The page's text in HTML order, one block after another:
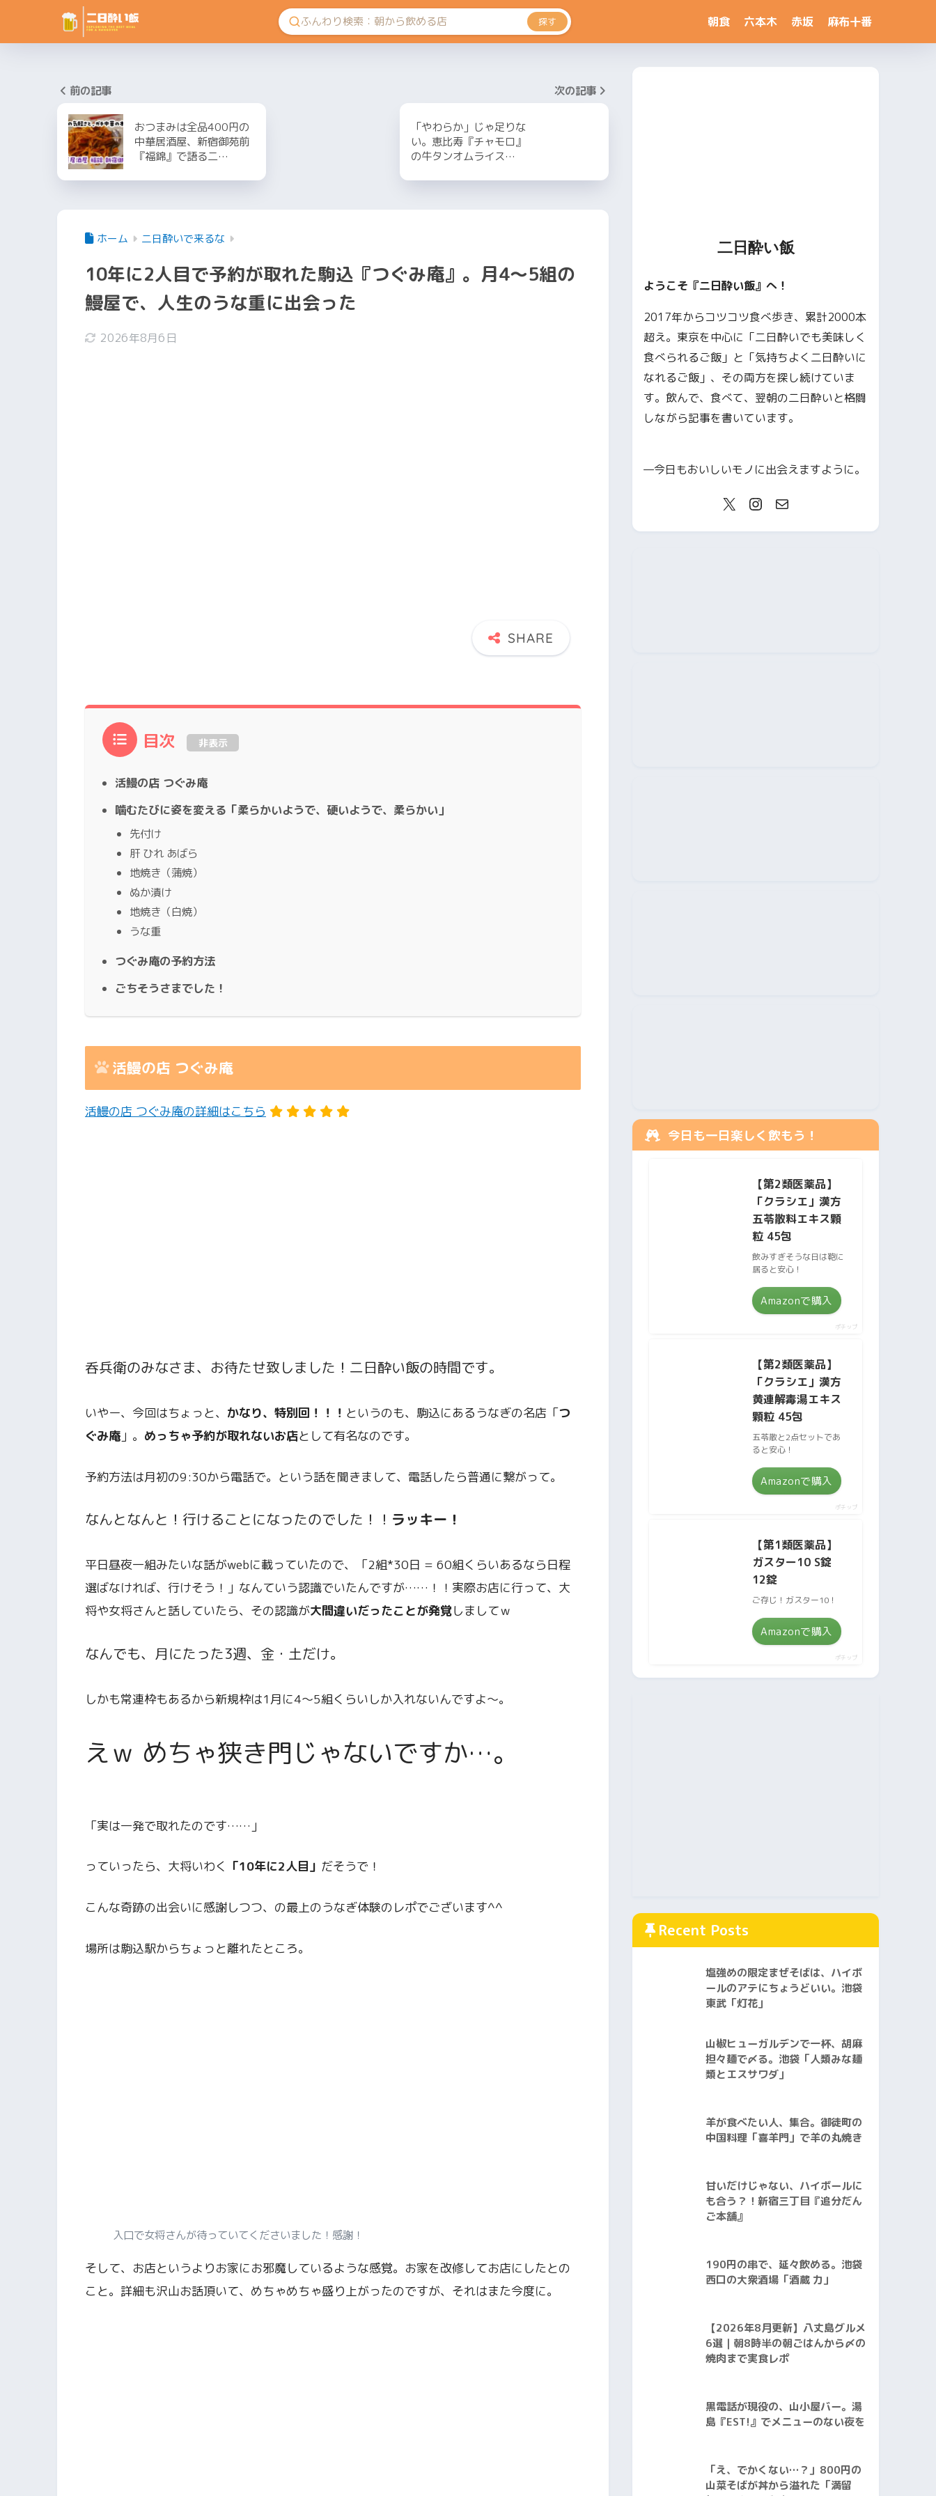
探す 朝食 六本木 赤坂 麻布十番
前の記事
おつまみは全品400円の
中華居酒屋、新宿御苑前
『福錦』で語る二…
次の記事
「やわらか」じゃ足りな
い。恵比寿『チャモロ』
の牛タンオムライス…
ホーム 二日酔いで来るな
10年に2人目で予約が取れた駒込『つぐみ庵』。月4〜5組の
鰻屋で、人生のうな重に出会った
2026年8月6日
目次 非表示
活鰻の店 つぐみ庵
噛むたびに姿を変える「柔らかいようで、硬いようで、柔らかい」
先付け
肝 ひれ あばら
地焼き（蒲焼）
ぬか漬け
地焼き（白焼）
うな重
つぐみ庵の予約方法
ごちそうさまでした！
活鰻の店 つぐみ庵
活鰻の店 つぐみ庵の詳細はこちら
呑兵衛のみなさま、お待たせ致しました！二日酔い飯の時間です。
いやー、今回はちょっと、 かなり、特別回！！！ というのも、駒込にあるうなぎの名店「つ
ぐみ庵 」。 めっちゃ予約が取れないお店として有名なのです。
予約方法は月初の9:30から電話で。という話を聞きまして、電話したら普通に繋がって。
なんとなんと！行けることになったのでした！！ ラッキー！
平日昼夜一組みたいな話がwebに載っていたので、「2組*30日 = 60組くらいあるなら日程
選ばなければ、行けそう！」なんていう認識でいたんですが……！！実際お店に行って、大
将や女将さんと話していたら、その認識が大間違いだったことが発覚しましてｗ
なんでも、月にたった3週、金・土だけ。
しかも常連枠もあるから新規枠は1月に4〜5組くらいしか入れないんですよ〜。
えｗ めちゃ狭き門じゃないですか…。
「実は一発で取れたのです……」
っていったら、大将いわく 「10年に2人目」 だそうで！
こんな奇跡の出会いに感謝しつつ、の最上のうなぎ体験のレポでございます^^
場所は駒込駅からちょっと離れたところ。
入口で女将さんが待っていてくださいました！感謝！
そして、お店というよりお家にお邪魔しているような感覚。お家を改修してお店にしたとの
こと。詳細も沢山お話頂いて、めちゃめちゃ盛り上がったのですが、それはまた今度に。
二日酔い飯
ようこそ『二日酔い飯』へ！
2017年からコツコツ食べ歩き、累計2000本
超え。東京を中心に「二日酔いでも美味しく
食べられるご飯」と「気持ちよく二日酔いに
なれるご飯」、その両方を探し続けていま
す。飲んで、食べて、翌朝の二日酔いと格闘
しながら記事を書いています。
—今日もおいしいモノに出会えますように。
今日も一日楽しく飲もう！
【第2類医薬品】
「クラシエ」漢方
五苓散料エキス顆
粒 45包
飲みすぎそうな日は鞄に
居ると安心！
Amazonで購入
ポチップ
【第2類医薬品】
「クラシエ」漢方
黄連解毒湯エキス
顆粒 45包
五苓散と2点セットであ
ると安心！
Amazonで購入
ポチップ
【第1類医薬品】
ガスター10 S錠
12錠
ご存じ！ガスター10！
Amazonで購入
ポチップ
Recent Posts
塩強めの限定まぜそばは、ハイボ
ールのアテにちょうどいい。池袋
東武「灯花」
山椒ヒューガルデンで一杯、胡麻
担々麺で〆る。池袋「人類みな麺
類とエスサワダ」
羊が食べたい人、集合。御徒町の
中国料理「喜羊門」で羊の丸焼き
甘いだけじゃない、ハイボールに
も合う？！新宿三丁目『追分だん
ご本舗』
190円の串で、延々飲める。池袋
西口の大衆酒場「酒蔵 力」
【2026年8月更新】八丈島グルメ
6選｜朝8時半の朝ごはんから〆の
焼肉まで実食レポ
黒電話が現役の、山小屋バー。湯
島『EST!』でメニューのない夜を
「え、でかくない…？」800円の
山菜そばが丼から溢れた「満留